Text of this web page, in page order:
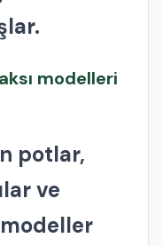
modelleri
potlar,
ve